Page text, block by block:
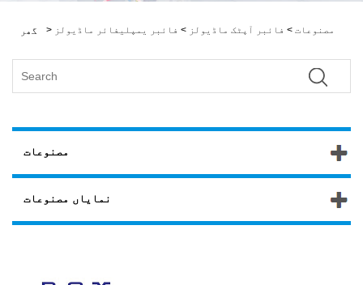
گھر > مصنوعات > فائبر آپٹک ماڈیولز > فائبر یمپلیفائر ماڈیولز
مصنوعات
نمایاں مصنوعات